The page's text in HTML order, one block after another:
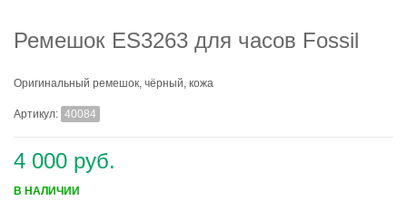
Ремешок ES3263 для часов Fossil
Оригинальный ремешок, чёрный, кожа
Артикул: 40084
4 000 руб.
В НАЛИЧИИ